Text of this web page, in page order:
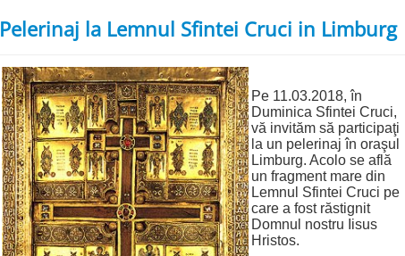
Pelerinaj la Lemnul Sfintei Cruci in Limburg
Pe 11.03.2018, în
Duminica Sfintei Cruci,
vă invităm să participaţi
la un pelerinaj în oraşul
Limburg. Acolo se află
un fragment mare din
Lemnul Sfintei Cruci pe
care a fost răstignit
Domnul nostru Iisus
Hristos.